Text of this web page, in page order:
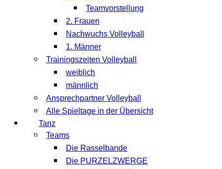
Teamvorstellung
2. Frauen
Nachwuchs Volleyball
1. Männer
Trainingszeiten Volleyball
weiblich
männlich
Ansprechpartner Volleyball
Alle Spieltage in der Übersicht
Tanz
Teams
Die Rasselbande
Die PURZELZWERGE